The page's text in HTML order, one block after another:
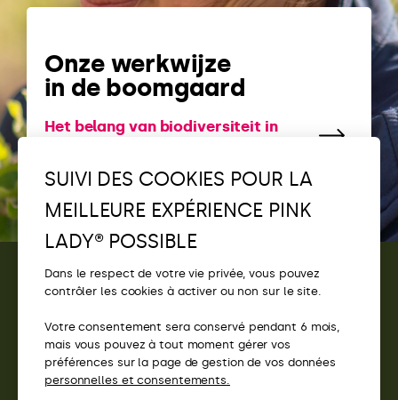
Onze werkwijze
in de boomgaard
Het belang van biodiversiteit in
CONTACT
ACCÈS
SITES PINK LADY®
SUIVI DES COOKIES POUR LA
MEILLEURE EXPÉRIENCE PINK
LADY® POSSIBLE
Dans le respect de votre vie privée, vous pouvez
contrôler les cookies à activer ou non sur le site.
Votre consentement sera conservé pendant 6 mois,
mais vous pouvez à tout moment gérer vos
préférences sur la page de gestion de vos données
personnelles et consentements.